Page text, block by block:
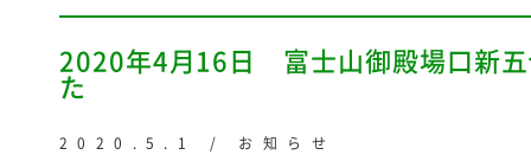
2020年4月16日 富士山御殿場口新
た
2020.5.1 / お知らせ